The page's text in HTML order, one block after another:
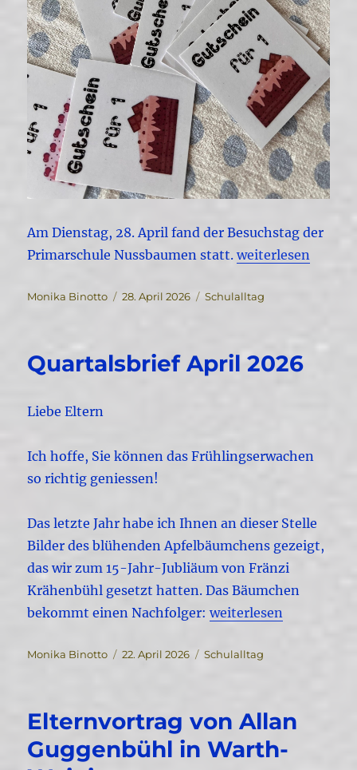
Am Dienstag, 28. April fand der Besuchstag der
Primarschule Nussbaumen statt.„Besuchsmorgen
weiterlesen
Autor
Monika Binotto
Veröffentlicht
28. April 2026 Kategorien
Schulalltag
Quartalsbrief April 2026
Liebe Eltern
Ich hoffe, Sie können das Frühlingserwachen
so richtig geniessen!
Das letzte Jahr habe ich Ihnen an dieser Stelle
Bilder des blühenden Apfelbäumchens gezeigt,
das wir zum 15-Jahr-Jubliäum von Fränzi
Krähenbühl gesetzt hatten. Das Bäumchen
bekommt einen Nachfolger:„Quartalsbrief April
weiterlesen
Autor
Monika Binotto
Veröffentlicht
22. April 2026 Kategorien
Schulalltag
Elternvortrag von Allan
Guggenbühl in Warth-